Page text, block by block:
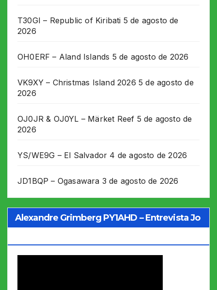
T30GI – Republic of Kiribati 5 de agosto de
2026
OH0ERF – Aland Islands 5 de agosto de 2026
VK9XY – Christmas Island 2026 5 de agosto de
2026
OJ0JR & OJ0YL – Märket Reef 5 de agosto de
2026
YS/WE9G – El Salvador 4 de agosto de 2026
JD1BQP – Ogasawara 3 de agosto de 2026
Alexandre Grimberg PY1AHD – Entrevista Jo